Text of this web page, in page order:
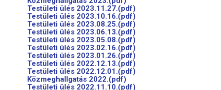
Testületi ülés 2023.11.27.(pdf)
Testületi ülés 2023.10.16.(pdf)
Testületi ülés 2023.08.25.(pdf)
Testületi ülés 2023.06.13.(pdf)
Testületi ülés 2023.05.08.(pdf)
Testületi ülés 2023.02.16.(pdf)
Testületi ülés 2023.01.26.(pdf)
Testületi ülés 2022.12.13.(pdf)
Testületi ülés 2022.12.01.(pdf)
Közmeghallgatás 2022.(pdf)
Testületi ülés 2022.11.10.(pdf)